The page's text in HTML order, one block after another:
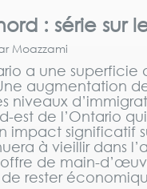
: série sur
Moazzami
a une
augmentation
niveaux
est de l’Ontario
impact significatif
à vieillir dans
de main-
rester